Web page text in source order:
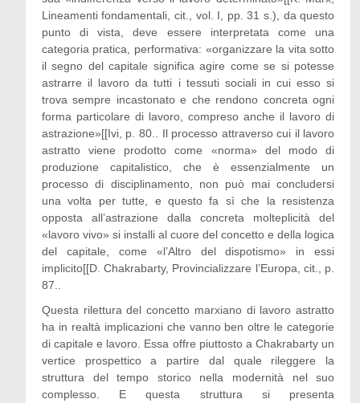
Lineamenti fondamentali, cit., vol. I, pp. 31 s.), da questo
punto di vista, deve essere interpretata come una
categoria pratica, performativa: «organizzare la vita sotto
il segno del capitale significa agire come se si potesse
astrarre il lavoro da tutti i tessuti sociali in cui esso si
trova sempre incastonato e che rendono concreta ogni
forma particolare di lavoro, compreso anche il lavoro di
astrazione»[[Ivi, p. 80.. Il processo attraverso cui il lavoro
astratto viene prodotto come «norma» del modo di
produzione capitalistico, che è essenzialmente un
processo di disciplinamento, non può mai concludersi
una volta per tutte, e questo fa sì che la resistenza
opposta all’astrazione dalla concreta molteplicità del
«lavoro vivo» si installi al cuore del concetto e della logica
del capitale, come «l’Altro del dispotismo» in essi
implicito[[D. Chakrabarty, Provincializzare l’Europa, cit., p.
87..
Questa rilettura del concetto marxiano di lavoro astratto
ha in realtà implicazioni che vanno ben oltre le categorie
di capitale e lavoro. Essa offre piuttosto a Chakrabarty un
vertice prospettico a partire dal quale rileggere la
struttura del tempo storico nella modernità nel suo
complesso. E questa struttura si presenta